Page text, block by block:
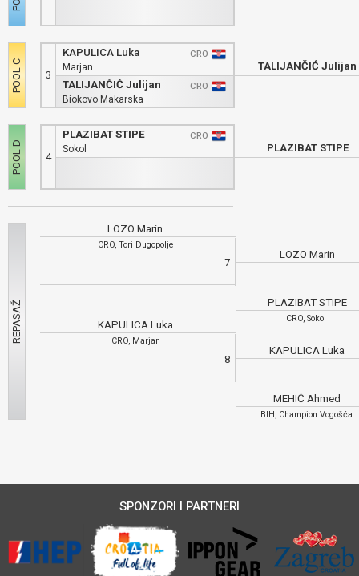
3
KAPULICA Luka
CRO
Marjan
TALIJANČIĆ Julijan
CRO
Biokovo Makarska
4
PLAZIBAT STIPE
CRO
Sokol
TALIJANČIĆ Julijan
PLAZIBAT STIPE
LOZO Marin
CRO, Tori Dugopolje
KAPULICA Luka
CRO, Marjan
7
LOZO Marin
PLAZIBAT STIPE
CRO, Sokol
8
KAPULICA Luka
MEHIĆ Ahmed
BIH, Champion Vogošća
SPONZORI I PARTNERI